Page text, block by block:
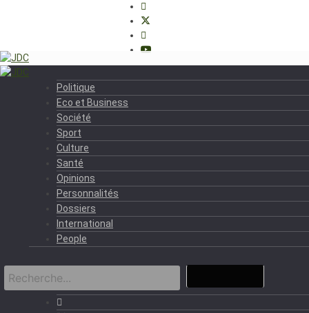
Politique
Eco et Business
Société
Sport
Culture
Santé
Opinions
Personnalités
Dossiers
International
People